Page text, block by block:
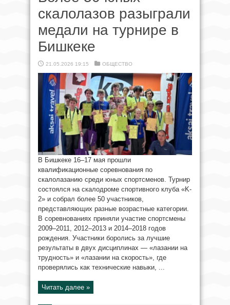
скалолазов разыграли
медали на турнире в
Бишкеке
21.05.2026 19:15 ОБЩЕСТВО
В Бишкеке 16–17 мая прошли
квалификационные соревнования по
скалолазанию среди юных спортсменов. Турнир
состоялся на скалодроме спортивного клуба «K-
2» и собрал более 50 участников,
представляющих разные возрастные категории.
В соревнованиях приняли участие спортсмены
2009–2011, 2012–2013 и 2014–2018 годов
рождения. Участники боролись за лучшие
результаты в двух дисциплинах — «лазании на
трудность» и «лазании на скорость», где
проверялись как технические навыки, ...
Читать далее »